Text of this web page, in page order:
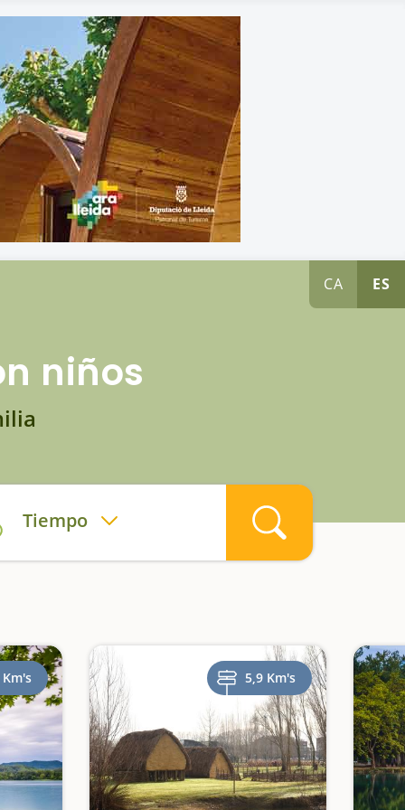
CA ES
niños
Tiempo
5,9 Km's